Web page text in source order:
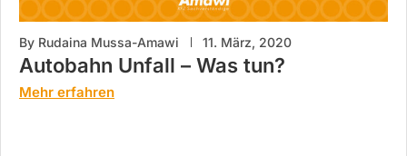
By Rudaina Mussa-Amawi 11. März, 2020
Autobahn Unfall – Was tun?
Mehr erfahren